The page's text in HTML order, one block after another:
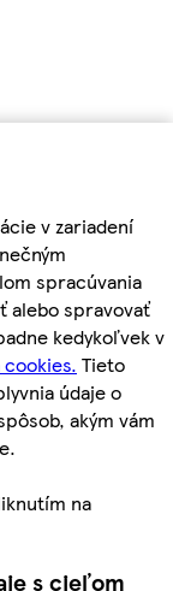
v zariadení
spracúvania
alebo spravovať
kedykoľvek v
Tieto
údaje o
akým vám
na
s cieľom